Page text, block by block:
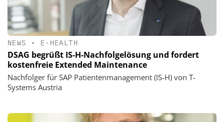
NEWS • E-HEALTH
DSAG begrüßt IS-H-Nachfolgelösung und fordert
kostenfreie Extended Maintenance
Nachfolger für SAP Patientenmanagement (IS-H) von T-
Systems Austria